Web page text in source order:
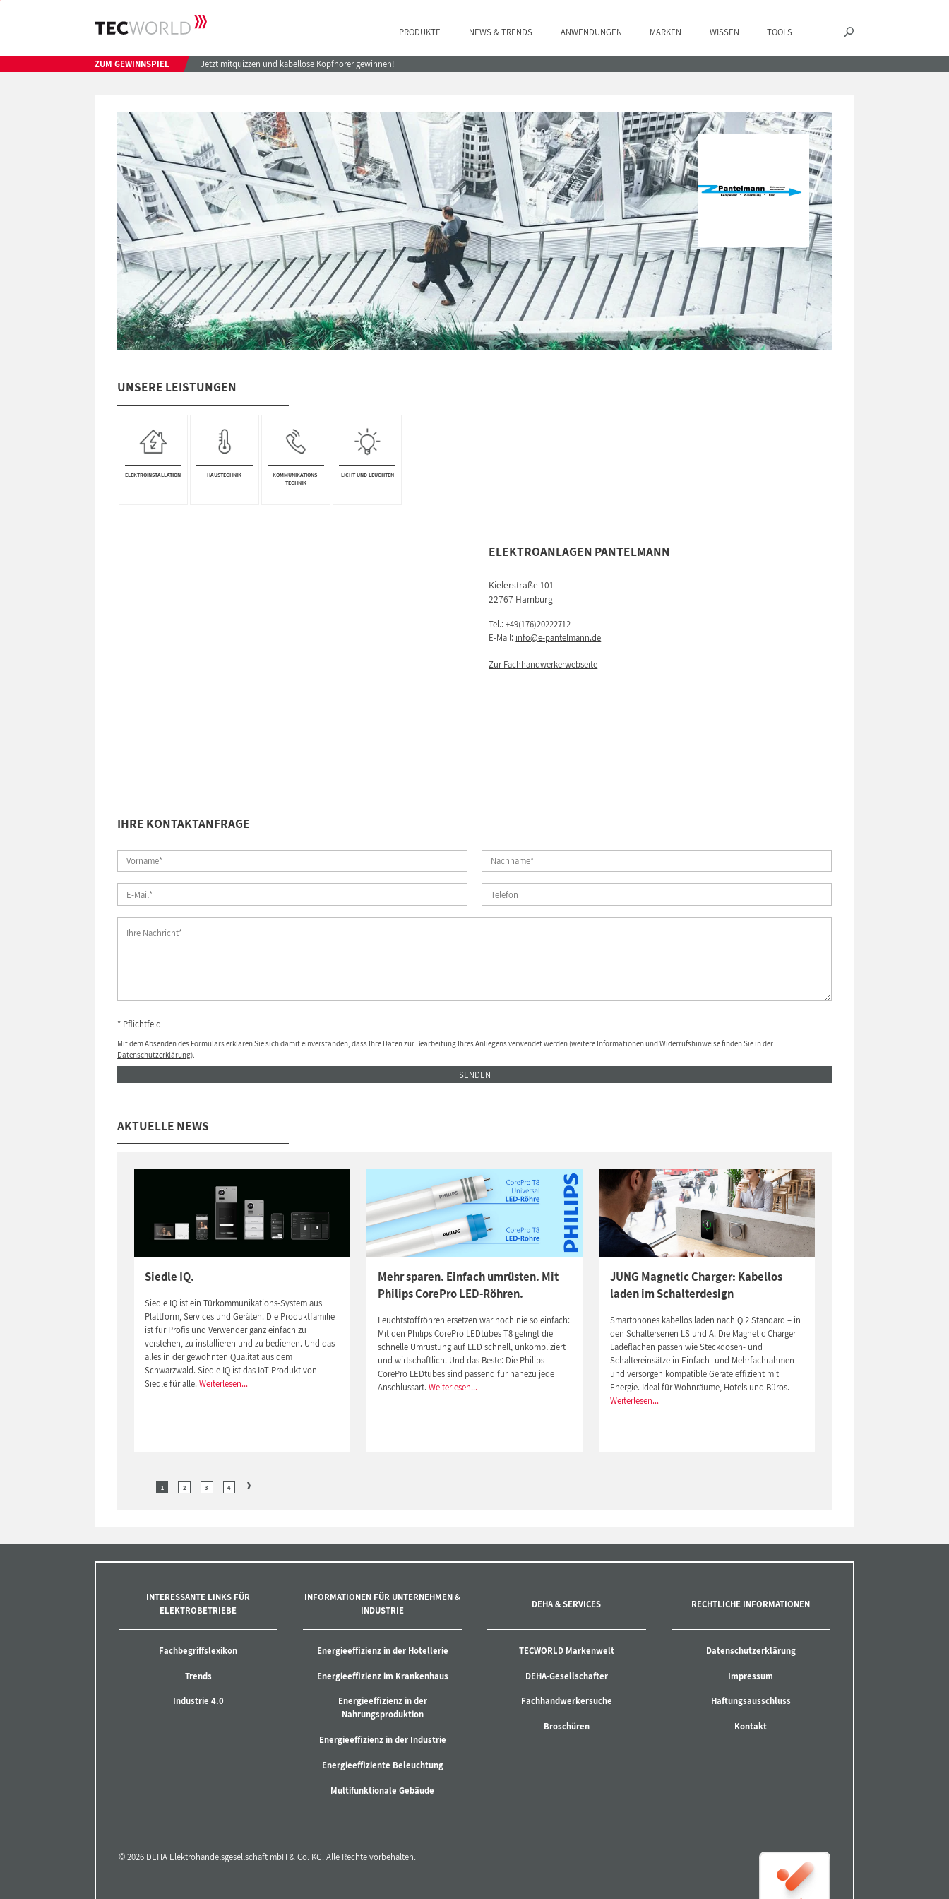
PRODUKTE NEWS & TRENDS ANWENDUNGEN MARKEN WISSEN TOOLS
ZUM GEWINNSPIEL Jetzt mitquizzen und kabellose Kopfhörer gewinnen!
UNSERE LEISTUNGEN
ELEKTRO­INSTALLA­TION HAUSTECHNIK
KOMM­UNI­KATIONS­
TECHNIK
LICHT UND LEUCHTEN
ELEKTROANLAGEN PANTELMANN
Kielerstraße 101
22767 Hamburg
Tel.:+49(176)20222712
E-Mail: info@e-pantelmann.de
Zur Fachhandwerkerwebseite
IHRE KONTAKTANFRAGE
* Pflichtfeld
Mit dem Absenden des Formulars erklären Sie sich damit einverstanden, dass Ihre Daten zur Bearbeitung Ihres Anliegens verwendet werden (weitere Informationen und Widerrufshinweise finden Sie in der
Datenschutzerklärung).
SENDEN
AKTUELLE NEWS
Siedle IQ.
Siedle IQ ist ein Türkommunikations-System aus
Plattform, Services und Geräten. Die Produktfamilie
ist für Profis und Verwender ganz einfach zu
verstehen, zu installieren und zu bedienen. Und das
alles in der gewohnten Qualität aus dem
Schwarzwald. Siedle IQ ist das IoT-Produkt von
Siedle für alle.Weiterlesen...
Mehr sparen. Einfach umrüsten. Mit
Philips CorePro LED-Röhren.
Leuchtstoffröhren ersetzen war noch nie so einfach:
Mit den Philips CorePro LEDtubes T8 gelingt die
schnelle Umrüstung auf LED schnell, unkompliziert
und wirtschaftlich. Und das Beste: Die Philips
CorePro LEDtubes sind passend für nahezu jede
Anschlussart. Weiterlesen...
JUNG Magnetic Charger: Kabellos
laden im Schalterdesign
Smartphones kabellos laden nach Qi2 Standard – in
den Schalterserien LS und A. Die Magnetic Charger
Ladeflächen passen wie Steckdosen- und
Schaltereinsätze in Einfach- und Mehrfachrahmen
und versorgen kompatible Geräte effizient mit
Energie. Ideal für Wohnräume, Hotels und Büros.
Weiterlesen...
1 2 3 4
INTERESSANTE LINKS FÜR
ELEKTROBETRIEBE
Fachbegriffslexikon
Trends
Industrie 4.0
INFORMATIONEN FÜR UNTERNEHMEN &
INDUSTRIE
Energieeffizienz in der Hotellerie
Energieeffizienz im Krankenhaus
Energieeffizienz in der
Nahrungsproduktion
Energieeffizienz in der Industrie
Energieeffiziente Beleuchtung
Multifunktionale Gebäude
DEHA & SERVICES
TECWORLD Markenwelt
DEHA-Gesellschafter
Fachhandwerkersuche
Broschüren
RECHTLICHE INFORMATIONEN
Datenschutzerklärung
Impressum
Haftungsausschluss
Kontakt
© 2026 DEHA Elektrohandelsgesellschaft mbH & Co. KG. Alle Rechte vorbehalten.